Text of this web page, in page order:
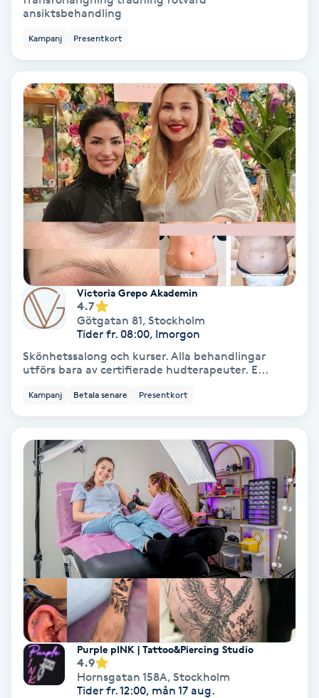
Ansiktsbehandling djuprengörande
Balayage
Bambumassage
Barber
Barnklippning
BIAB
Blowout
Bottenfärg
Brynformning
Brynplockning
Bröllopsuppsättning
Celluliter
Coachning
Color correction
Cryoterapi
ansiktsbehandling
Kampanj Presentkort
Victoria Grepo Akademin
4.7
Götgatan 81, Stockholm
Tider fr. 08:00, Imorgon
Skönhetssalong och kurser. Alla behandlingar
utförs bara av certifierade hudterapeuter. E...
Kampanj Betala senare Presentkort
Purple pINK | Tattoo&Piercing Studio
4.9
Hornsgatan 158A, Stockholm
Tider fr. 12:00, mån 17 aug.